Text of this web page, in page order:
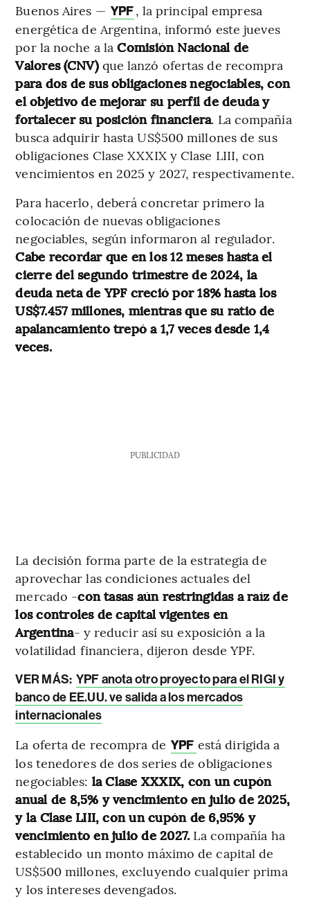
Buenos Aires — YPF, la principal empresa
energética de Argentina, informó este jueves
por la noche a la Comisión Nacional de
Valores (CNV)que lanzó ofertas de recompra
para dos de sus obligaciones negociables, con
el objetivo de mejorar su perfil de deuda y
fortalecer su posición financiera. La compañía
busca adquirir hasta US$500 millones de sus
obligaciones Clase XXXIX y Clase LIII, con
vencimientos en 2025 y 2027, respectivamente.
Para hacerlo, deberá concretar primero la
colocación de nuevas obligaciones
negociables, según informaron al regulador.
Cabe recordar que en los 12 meses hasta el
cierre del segundo trimestre de 2024, la
deuda neta de YPF creció por 18% hasta los
US$7.457 millones, mientras que su ratio de
apalancamiento trepó a 1,7 veces desde 1,4
veces.
PUBLICIDAD
La decisión forma parte de la estrategia de
aprovechar las condiciones actuales del
mercado -con tasas aún restringidas a raíz de
los controles de capital vigentes en
Argentina- y reducir así su exposición a la
volatilidad financiera, dijeron desde YPF.
VER MÁS: YPF anota otro proyecto para el RIGI y
banco de EE.UU. ve salida a los mercados
internacionales
La oferta de recompra de YPF está dirigida a
los tenedores de dos series de obligaciones
negociables: la Clase XXXIX, con un cupón
anual de 8,5% y vencimiento en julio de 2025,
y la Clase LIII, con un cupón de 6,95% y
vencimiento en julio de 2027. La compañía ha
establecido un monto máximo de capital de
US$500 millones, excluyendo cualquier prima
y los intereses devengados.